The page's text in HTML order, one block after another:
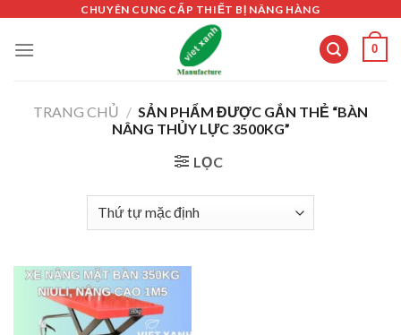
content
CHUYÊN CUNG CẤP THIẾT BỊ NÂNG HÀNG
0
TRANG CHỦ / SẢN PHẨM ĐƯỢC GẮN THẺ “BÀN
NÂNG THỦY LỰC 3500KG”
LỌC